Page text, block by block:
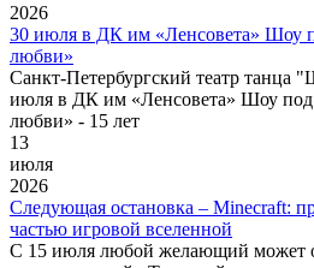
2026
30 июля в ДК им «Ленсовета» Шоу
любви»
Санкт-Петербургский театр танца
июля в ДК им «Ленсовета» Шоу
любви» - 15 лет
13
июля
2026
Следующая остановка – Minecraft:
частью игровой вселенной
С 15 июля любой желающий может